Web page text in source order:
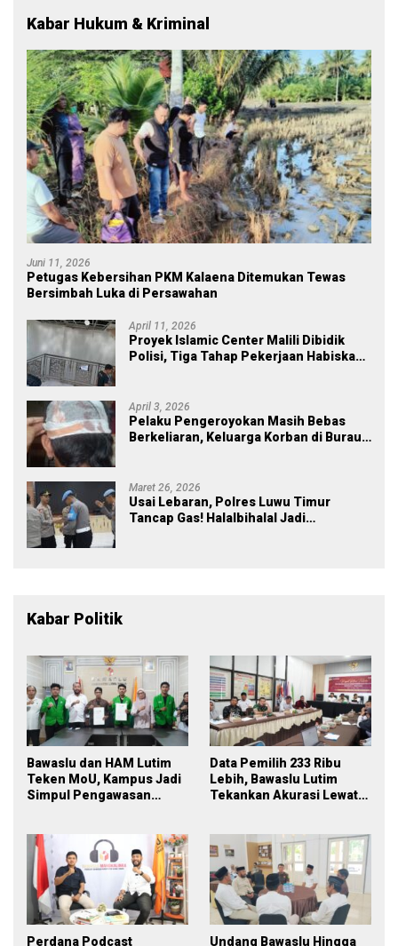
Kabar Hukum & Kriminal
Juni 11, 2026
Petugas Kebersihan PKM Kalaena Ditemukan Tewas
Bersimbah Luka di Persawahan
April 11, 2026
Proyek Islamic Center Malili Dibidik
Polisi, Tiga Tahap Pekerjaan Habiskan
April 3, 2026
Pelaku Pengeroyokan Masih Bebas
Berkeliaran, Keluarga Korban di Burau
Maret 26, 2026
Usai Lebaran, Polres Luwu Timur
Tancap Gas! Halalbihalal Jadi
Kabar Politik
Bawaslu dan HAM Lutim
Teken MoU, Kampus Jadi
Simpul Pengawasan
Data Pemilih 233 Ribu
Lebih, Bawaslu Lutim
Tekankan Akurasi Lewat
Perdana Podcast
Undang Bawaslu Hingga